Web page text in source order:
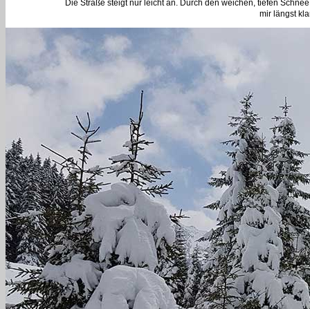
Die Straße steigt nur leicht an. Durch den weichen, tiefen
mir längst